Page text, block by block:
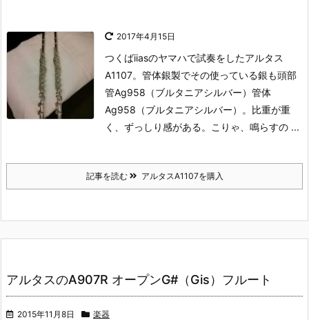
2017年4月15日
つくばiiasのヤマハで試奏をしたアルタス
A1107。 管体銀製でその使っている銀も頭部
管Ag958（ブルタニアシルバー）管体
Ag958（ブルタニアシルバー）。 比重が重
く、ずっしり感がある。
こりゃ、鳴らすの ...
記事を読む アルタスA1107を購入
アルタスのA907R オープンG#（Gis）フルート
2015年11月8日 楽器